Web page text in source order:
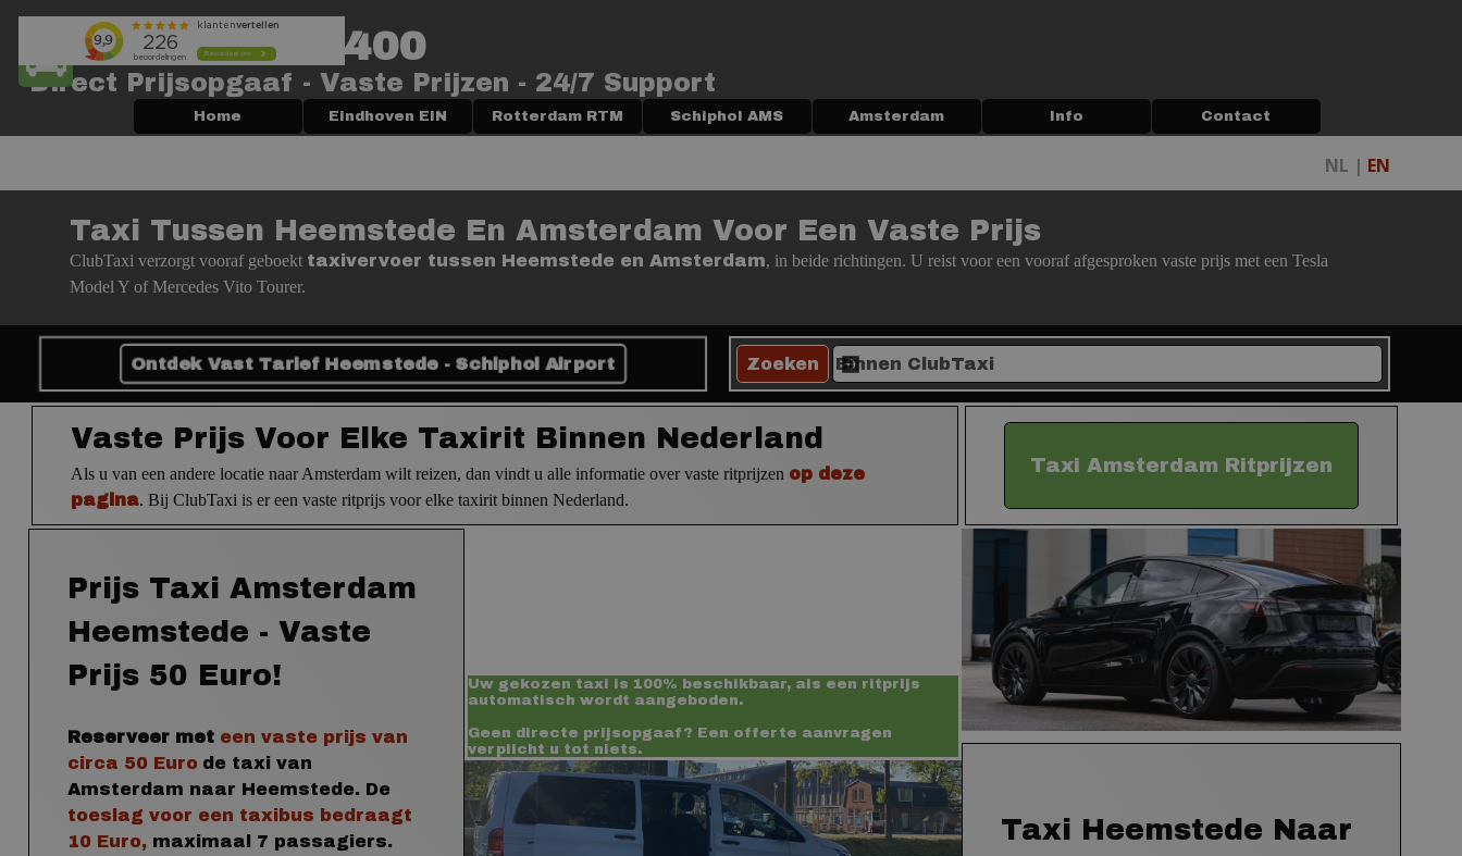
Bagage? Gebruik De Taxi Kiezer
+3120-2040400
Direct Prijsopgaaf - Vaste Prijzen - 24/7 Support
Menu overslaan
Home Eindhoven EIN ▼
Rotterdam RTM ▼
Schiphol AMS ▼
Amsterdam ▼
Info ▼
Contact
NL | EN
Taxi Tussen Heemstede En Amsterdam Voor Een Vaste Prijs
ClubTaxi verzorgt vooraf geboekt taxivervoer tussen Heemstede en Amsterdam, in beide richtingen. U reist voor een vooraf afgesproken vaste prijs met een Tesla
Model Y of Mercedes Vito Tourer.
Ontdek Vast Tarief Heemstede - Schiphol Airport Zoeken
Vaste Prijs Voor Elke Taxirit Binnen Nederland
Als u van een andere locatie naar Amsterdam wilt reizen, dan vindt u alle informatie over vaste ritprijzen op deze
pagina. Bij ClubTaxi is er een vaste ritprijs voor elke taxirit binnen Nederland.
Taxi Amsterdam Ritprijzen
Prijs Taxi Amsterdam
Heemstede - Vaste
Prijs 50 Euro!
Reserveer met een vaste prijs van
circa 50 Euro de taxi van
Amsterdam naar Heemstede. De
toeslag voor een taxibus bedraagt
10 Euro, maximaal 7 passagiers.
Uw gekozen taxi is 100% beschikbaar, als een ritprijs
automatisch wordt aangeboden.
Geen directe prijsopgaaf? Een offerte aanvragen
verplicht u tot niets.
Taxi Heemstede Naar